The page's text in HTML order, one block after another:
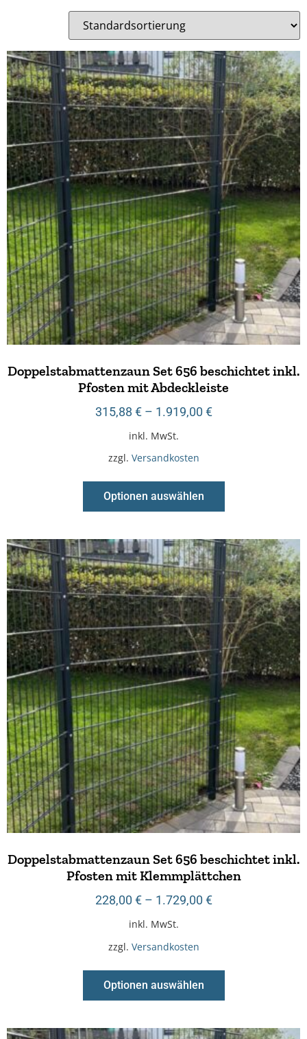
Doppelstabmattenzaun Set 656 beschichtet inkl.
Pfosten mit Abdeckleiste
315,88 €– 1.919,00 €
inkl. MwSt.
zzgl. Versandkosten
Optionen auswählen
Doppelstabmattenzaun Set 656 beschichtet inkl.
Pfosten mit Klemmplättchen
228,00 €– 1.729,00 €
inkl. MwSt.
zzgl. Versandkosten
Optionen auswählen